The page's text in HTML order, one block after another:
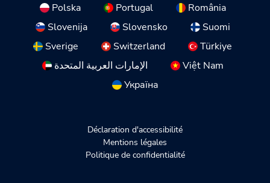
Polska
Portugal
România
Slovenija
Slovensko
Suomi
Sverige
Switzerland
Türkiye
الإمارات العربية المتحدة
Việt Nam
Україна
Déclaration d'accessibilité
Mentions légales
Politique de confidentialité